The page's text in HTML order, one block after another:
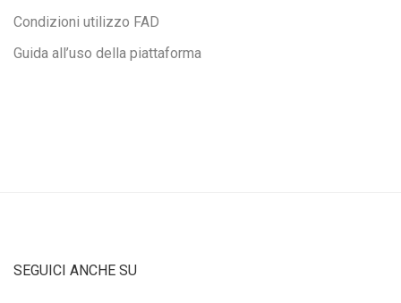
Condizioni utilizzo FAD
Guida all’uso della piattaforma
SEGUICI ANCHE SU